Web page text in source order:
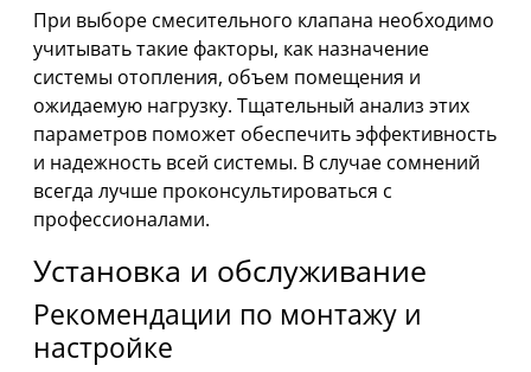
При выборе смесительного клапана необходимо
учитывать такие факторы, как назначение
системы отопления, объем помещения и
ожидаемую нагрузку. Тщательный анализ этих
параметров поможет обеспечить эффективность
и надежность всей системы. В случае сомнений
всегда лучше проконсультироваться с
профессионалами.
Установка и обслуживание
Рекомендации по монтажу и
настройке